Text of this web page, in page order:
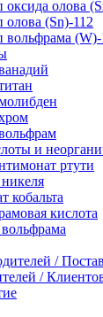
оксида олова
олова (Sn)-112
вольфрама
и
ртути
кобальта
кислота
/
/